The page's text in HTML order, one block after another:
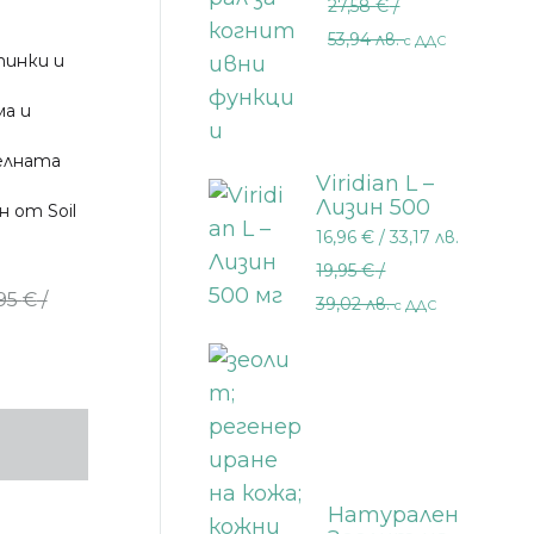
и
и
от Soil
€/
когнитивни
функции 30
27,58€/
53,94 лв.с ДДС
Viridian L –
Лизин 500
мг 30
16,96€ / 33,17 лв.
19,95€/
39,02 лв.с ДДС
Натурален